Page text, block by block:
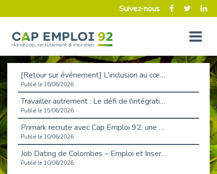
Suivez-nous
[Retour sur événement] L'inclusion au cœur de la Place de l'Emploi à La Défense !
Publié le 16/06/2026
Travailler autrement : Le défi de l'intégration des maladies chroniques en entreprise
Publié le 15/06/2026
Primark recrute avec Cap Emploi 92, une matinée couronnée de succès !
Publié le 10/06/2026
Job Dating de Colombes – Emploi et Insertion
Publié le 10/06/2026